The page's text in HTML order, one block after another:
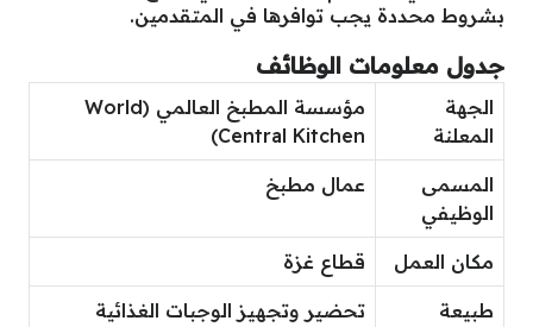
بشروط محددة يجب توافرها في المتقدمين.
جدول معلومات الوظائف
الجهة
المعلنة
مؤسسة المطبخ العالمي (World
Central Kitchen)
المسمى
الوظيفي
عمال مطبخ
مكان العمل قطاع غزة
طبيعة
تحضير وتجهيز الوجبات الغذائية